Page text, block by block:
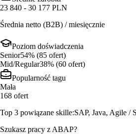
23 840 - 30 177 PLN
Średnia netto (B2B) / miesięcznie
Poziom doświadczenia
Senior54% (85 ofert)
Mid/Regular38% (60 ofert)
Popularność tagu
Mała
168 ofert
Top 3 powiązane skille:SAP, Java, Agile /
Szukasz pracy z ABAP?